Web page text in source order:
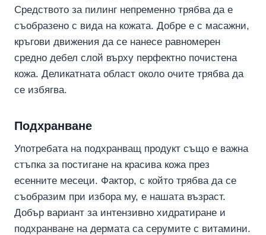
Средството за пилинг непременно трябва да е
съобразено с вида на кожата. Добре е с масажни,
кръгови движения да се нанесе равномерен
средно дебел слой върху перфектно почистена
кожа. Деликатната област около очите трябва да
се избягва.
Подхранване
Употребата на подхранващ продукт също е важна
стъпка за постигане на красива кожа през
есенните месеци. Фактор, с който трябва да се
съобразим при избора му, е нашата възраст.
Добър вариант за интензивно хидратиране и
подхранване на дермата са серумите с витамини.